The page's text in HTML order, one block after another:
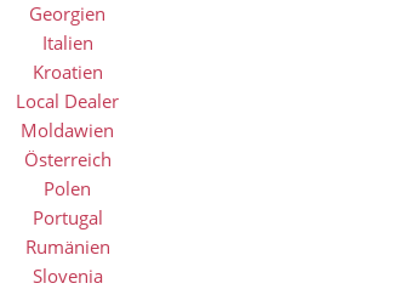
Georgien
Italien
Kroatien
Local Dealer
Moldawien
Österreich
Polen
Portugal
Rumänien
Slovenia